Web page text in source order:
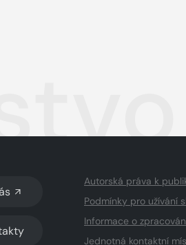
Autorská práva k
Podmínky pro užívání
Informace o
Jednotná kontaktní